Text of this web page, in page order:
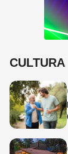
CULTURA